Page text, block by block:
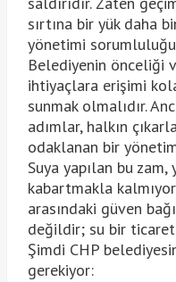
sırtına bir yük daha
yönetimi
Belediyenin önceliği
ihtiyaçlara erişimi
sunmak olmalıdır.
adımlar, halkın
odaklanan bir
Suya yapılan bu
kabartmakla
arasındaki güven
değildir; su bir ticaret
Şimdi CHP
gerekiyor: